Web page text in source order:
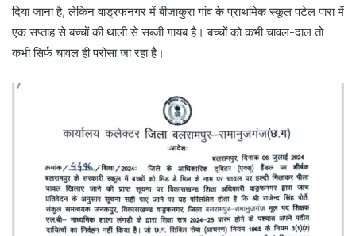
दिया जाना है, लेकिन वाड्रफनगर में बीजाकुरा गांव के प्राथमिक स्कूल पटेल पारा में
एक सप्ताह से बच्चों की थाली से सब्जी गायब है। बच्चों को कभी चावल-दाल तो
कभी सिर्फ चावल ही परोसा जा रहा है।